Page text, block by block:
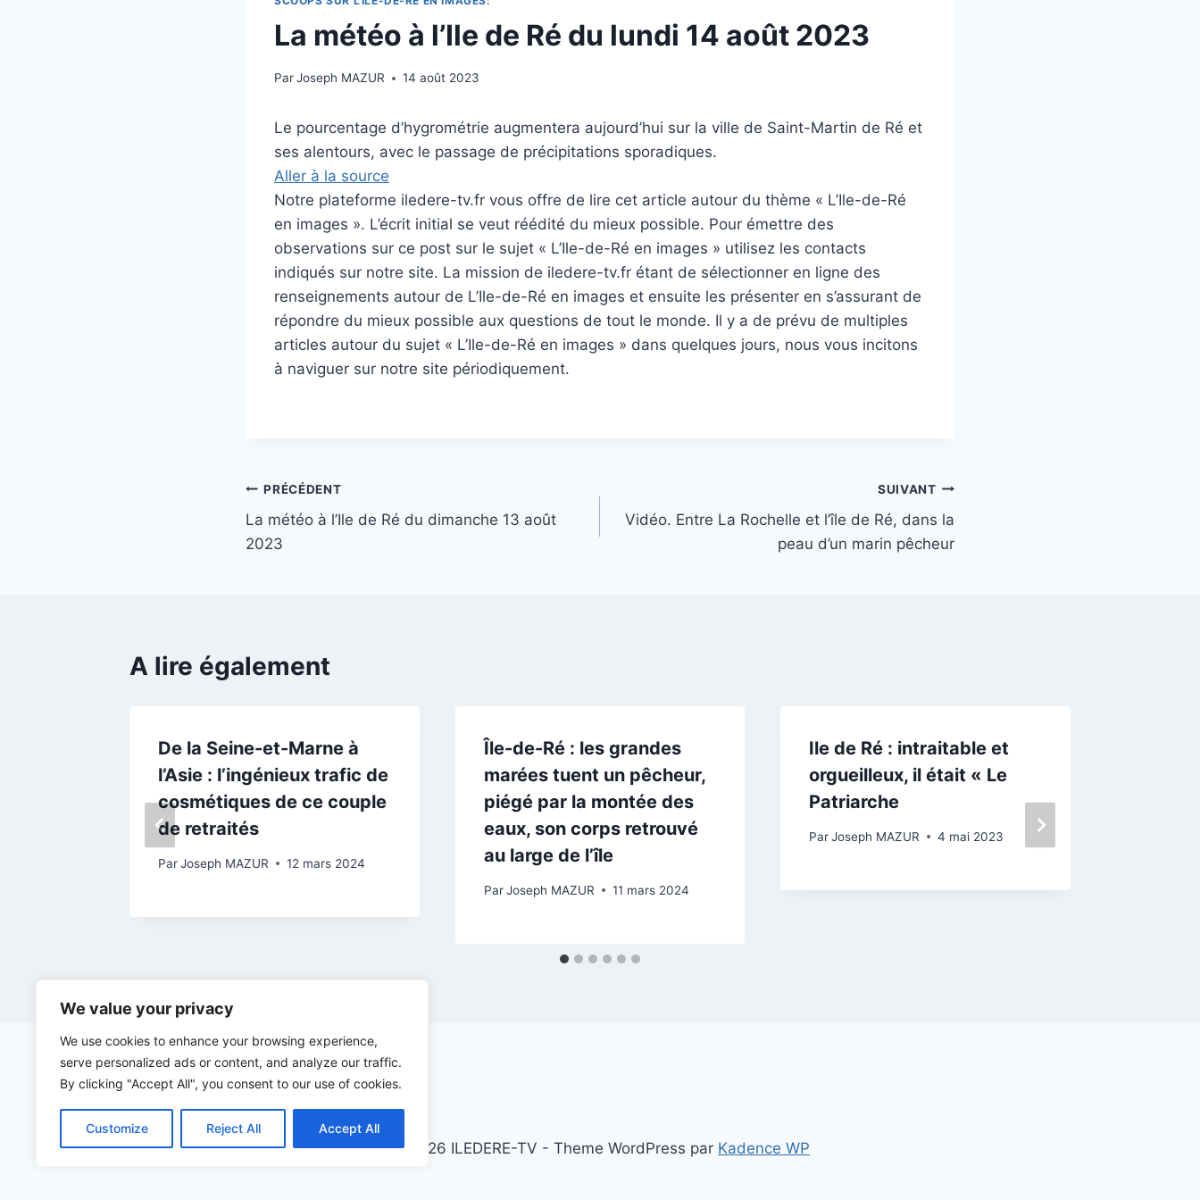
We value your privacy
We use cookies to enhance your browsing experience,
serve personalized ads or content, and analyze our traffic.
By clicking "Accept All", you consent to our use of cookies.
Customize Reject All Accept All
La météo à l’Ile de Ré du lundi 14 août 2023
ParJoseph MAZUR 14 août 2023
Le pourcentage d’hygrométrie augmentera aujourd’hui sur la ville de Saint-Martin de Ré et
ses alentours, avec le passage de précipitations sporadiques.
Aller à la source
Notre plateforme iledere-tv.fr vous offre de lire cet article autour du thème « L’Ile-de-Ré
en images ». L’écrit initial se veut réédité du mieux possible. Pour émettre des
observations sur ce post sur le sujet « L’Ile-de-Ré en images » utilisez les contacts
indiqués sur notre site. La mission de iledere-tv.fr étant de sélectionner en ligne des
renseignements autour de L’Ile-de-Ré en images et ensuite les présenter en s’assurant de
répondre du mieux possible aux questions de tout le monde. Il y a de prévu de multiples
articles autour du sujet « L’Ile-de-Ré en images » dans quelques jours, nous vous incitons
à naviguer sur notre site périodiquement.
Navigation
de
PRÉCÉDENT
La météo à l’Ile de Ré du dimanche 13 août
2023
SUIVANT
Vidéo. Entre La Rochelle et l’île de Ré, dans la
peau d’un marin pêcheur
A lire également
De la Seine-et-Marne à
l’Asie : l’ingénieux trafic de
cosmétiques de ce couple
de retraités
ParJoseph MAZUR 12 mars 2024
Île-de-Ré : les grandes
marées tuent un pêcheur,
piégé par la montée des
eaux, son corps retrouvé
au large de l’île
Par Joseph MAZUR 11 mars 2024
Ile de Ré : intraitable et
orgueilleux, il était « Le
Patriarche
Par Joseph MAZUR 4 mai 2023
© 2026 ILEDERE-TV - Theme WordPress par Kadence WP